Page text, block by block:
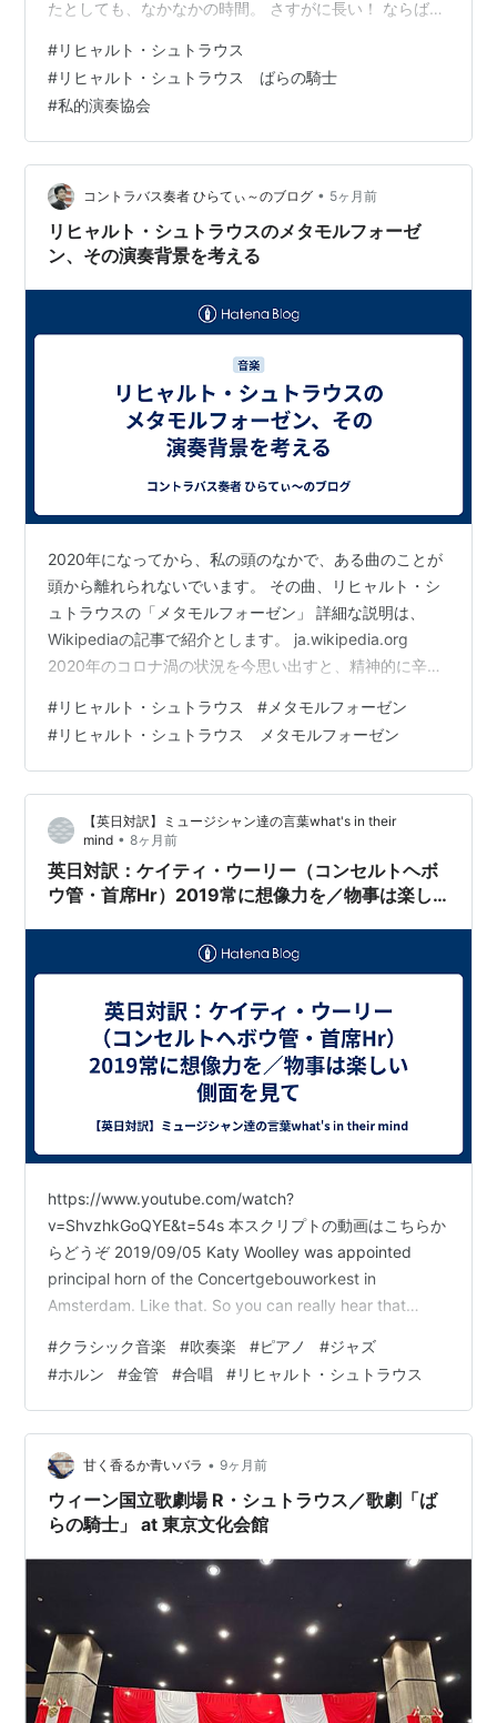
出版社/メーカ
たとしても、なかなかの時間。 さすがに長い！ ならば、
ケストラのみの組曲版はいかがでしょうか？ なるほど、
これなら時間的な制約はかなり省かれます。 ところで、
この組曲の室内楽編成による演奏動画を見つけてしまい
ました。 youtu.be 1918年から数年間にウィーンでシェ
ーンベルクによって旗揚げされ活動していた「私的演奏
協会」について関心の高…
#リヒャルト・シュトラウス
#リヒャルト・シュトラウス ばらの騎士
#私的演奏協会
コントラバス奏者 ひらてぃ～のブログ • 5ヶ月前
リヒャルト・シュトラウスのメタモルフォーゼ
ン、その演奏背景を考える
2020年になってから、私の頭のなかで、ある曲のことが
頭から離れられないでいます。 その曲、リヒャルト・シ
ュトラウスの「メタモルフォーゼン」 詳細な説明は、
Wikipediaの記事で紹介とします。 ja.wikipedia.org
2020年のコロナ渦の状況を今思い出すと、精神的に辛か
楽家としてはこれほど辛い経験はなかったのです。 世の
中の音楽家たちがせめてもの表現活動として、動画配信
やリモート演奏などで、活動を継続していたのですが、
その期間、特に演奏されるようになったのがこの「メタ
モルフォーゼン」です。 演奏には23名の弦楽器奏者が必
#リヒャルト・シュトラウス # メタモルフォーゼン
#リヒャルト・シュトラウス メタモルフォーゼン
【英日対訳】ミュージシャン達の言葉what's in their
mind • 8ヶ月前
英日対訳：ケイティ・ウーリー（コンセルトヘボ
ウ管・首席Hr）2019常に想像力を／物事は楽し
https://www.youtube.com/watch?
v=ShvzhkGoQYE&t=54s 本スクリプトの動画はこちらか
らどうぞ 2019/09/05 Katy Woolley was appointed
principal horn of the Concertgebouworkest in
Amsterdam. Like that. So you can really hear that
something that is quite aggressive, which is fun ever…
#クラシック音楽 #吹奏楽 #ピアノ #ジャズ
#ホルン #金管 #合唱 #リヒャルト・シュトラウス
甘く香るか青いバラ • 9ヶ月前
ウィーン国立歌劇場 R・シュトラウス／歌劇「ば
らの騎士」 at 東京文化会館